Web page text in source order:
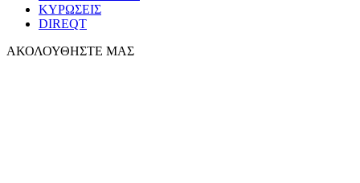
ΚΥΡΩΣΕΙΣ
DIREQT
ΑΚΟΛΟΥΘΗΣΤΕ ΜΑΣ